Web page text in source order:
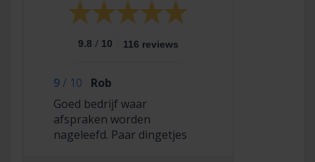
9.8 / 10 116 reviews
9/ 10
Rob
Goed bedrijf waar
afspraken worden
nageleefd. Paar dingetjes